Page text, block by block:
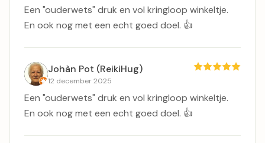
Een "ouderwets" druk en vol kringloop winkeltje.
En ook nog met een echt goed doel. 👍
Johàn Pot (ReikiHug)
12 december 2025
Een "ouderwets" druk en vol kringloop winkeltje.
En ook nog met een echt goed doel. 👍